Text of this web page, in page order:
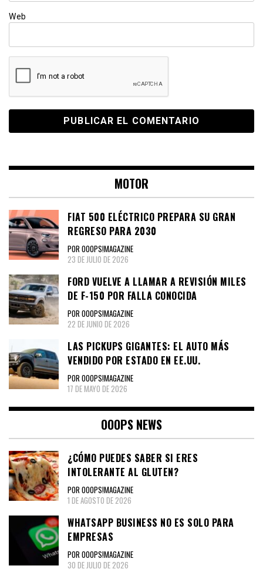
Web
MOTOR
FIAT 500 ELÉCTRICO PREPARA SU GRAN
REGRESO PARA 2030
POR OOOPS!MAGAZINE
23 DE JULIO DE 2026
FORD VUELVE A LLAMAR A REVISIÓN MILES
DE F-150 POR FALLA CONOCIDA
POR OOOPS!MAGAZINE
22 DE JUNIO DE 2026
LAS PICKUPS GIGANTES: EL AUTO MÁS
VENDIDO POR ESTADO EN EE.UU.
POR OOOPS!MAGAZINE
17 DE MAYO DE 2026
OOOPS NEWS
¿CÓMO PUEDES SABER SI ERES
INTOLERANTE AL GLUTEN?
POR OOOPS!MAGAZINE
1 DE AGOSTO DE 2026
WHATSAPP BUSINESS NO ES SOLO PARA
EMPRESAS
POR OOOPS!MAGAZINE
30 DE JULIO DE 2026